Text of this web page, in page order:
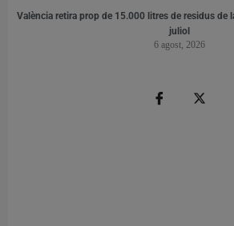
València retira prop de 15.000 litres de residus de
juliol
6 agost, 2026